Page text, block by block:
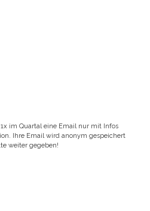
im Quartal eine Email nur mit Infos
Ihre Email wird anonym gespeichert
weiter gegeben!